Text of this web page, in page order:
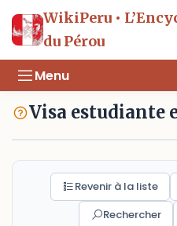
WikiPeru •
du Pérou
Menu
Visa estudiante
Revenir à la liste
Rechercher